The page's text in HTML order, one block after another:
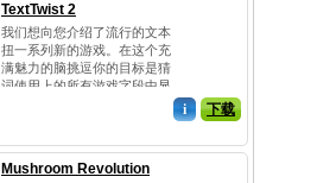
TextTwist 2
我们想向您介绍了流行的文本
扭一系列新的游戏。在这个充
满魅力的脑挑逗你的目标是猜
词使用上的所有游戏字段中显
模式字。享受解决填字游戏模
式迷宫的话。并且不要忘记检
i 下载
Mushroom Revolution